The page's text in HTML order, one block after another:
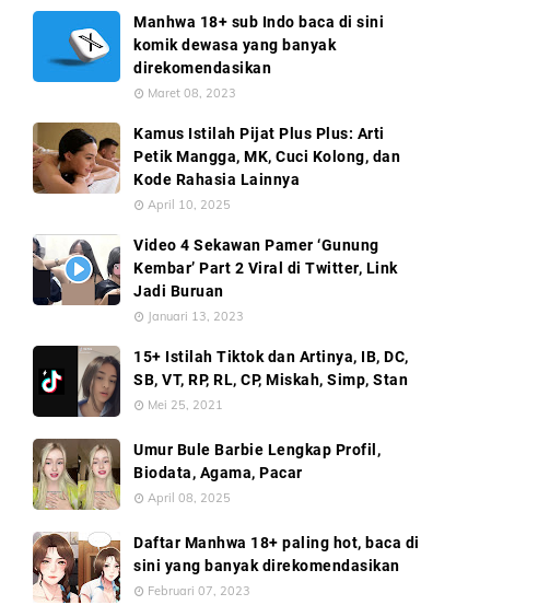
Manhwa 18+ sub Indo baca di sini
komik dewasa yang banyak
direkomendasikan
Maret 08, 2023
Kamus Istilah Pijat Plus Plus: Arti
Petik Mangga, MK, Cuci Kolong, dan
Kode Rahasia Lainnya
April 10, 2025
Video 4 Sekawan Pamer ‘Gunung
Kembar’ Part 2 Viral di Twitter, Link
Jadi Buruan
Januari 13, 2023
15+ Istilah Tiktok dan Artinya, IB, DC,
SB, VT, RP, RL, CP, Miskah, Simp, Stan
Mei 25, 2021
Umur Bule Barbie Lengkap Profil,
Biodata, Agama, Pacar
April 08, 2025
Daftar Manhwa 18+ paling hot, baca di
sini yang banyak direkomendasikan
Februari 07, 2023